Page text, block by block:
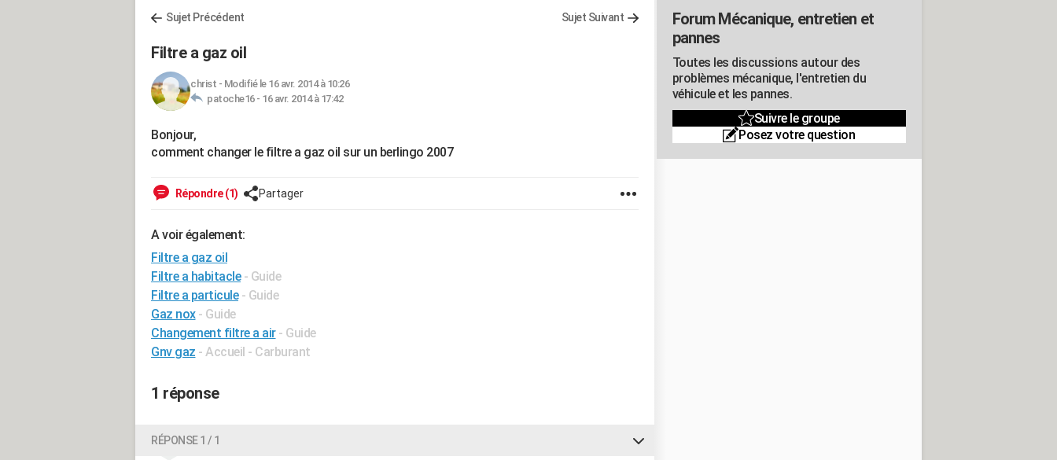
Sujet Précédent Sujet Suivant
Filtre a gaz oil
christ - Modifié le 16 avr. 2014 à 10:26
patoche16 - 16 avr. 2014 à 17:42
Bonjour,
comment changer le filtre a gaz oil sur un berlingo 2007
Répondre (1) Partager
A voir également:
Filtre a gaz oil
Filtre a habitacle - Guide
Filtre a particule - Guide
Gaz nox - Guide
Changement filtre a air - Guide
Gnv gaz - Accueil - Carburant
1 réponse
RÉPONSE 1 / 1
Forum Mécanique, entretien et
pannes
Toutes les discussions autour des
problèmes mécanique, l'entretien du
véhicule et les pannes.
Suivre le groupe
Posez votre question